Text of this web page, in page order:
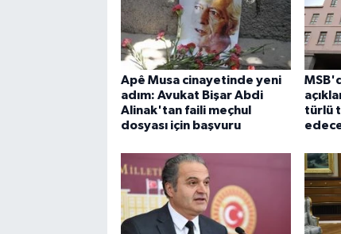
Apê Musa cinayetinde yeni
adım: Avukat Bişar Abdi
Alinak'tan faili meçhul
dosyası için başvuru
türlü